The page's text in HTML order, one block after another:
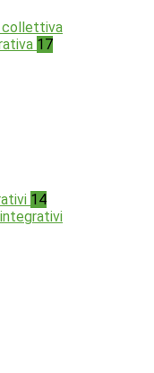
collettiva
17
14